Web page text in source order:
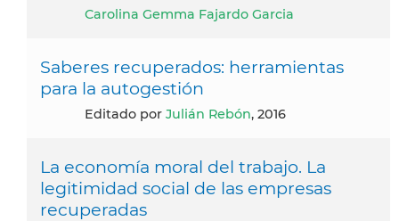
Carolina Gemma Fajardo Garcia
Saberes recuperados: herramientas
para la autogestión
Editado por Julián Rebón, 2016
La economía moral del trabajo. La
legitimidad social de las empresas
recuperadas